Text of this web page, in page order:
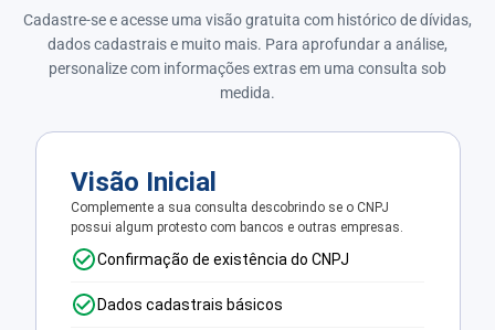
Cadastre-se e acesse uma visão gratuita com histórico de dívidas,
dados cadastrais e muito mais. Para aprofundar a análise,
personalize com informações extras em uma consulta sob
medida.
Visão Inicial
Complemente a sua consulta descobrindo se o CNPJ
possui algum protesto com bancos e outras empresas.
Confirmação de existência do CNPJ
Dados cadastrais básicos